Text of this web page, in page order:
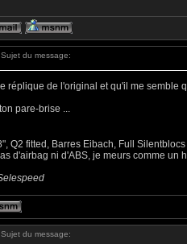
du message:
réplique de l'original et qu'il me
pare-brise ...
Q2 fitted, Barres Eibach, Full
d'airbag ni d'ABS, je meurs comme un
du message: